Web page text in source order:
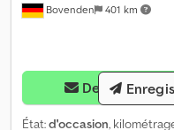
Bovenden 401 km
Demander
État:d'occasion,